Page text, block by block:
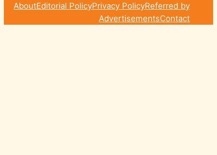
AboutEditorial PolicyPrivacy PolicyReferred by
AdvertisementsContact